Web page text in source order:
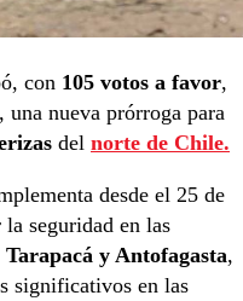
con 105 votos a favor,
nueva prórroga para
del norte de Chile.
desde el 25 de
seguridad en las
y Antofagasta,
significativos en las